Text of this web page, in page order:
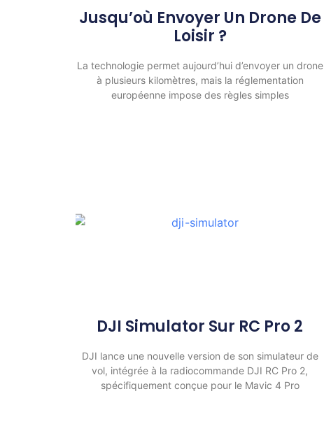
Jusqu’où Envoyer Un Drone De
Loisir ?
La technologie permet aujourd’hui d’envoyer un drone
à plusieurs kilomètres, mais la réglementation
européenne impose des règles simples
DJI Simulator Sur RC Pro 2
DJI lance une nouvelle version de son simulateur de
vol, intégrée à la radiocommande DJI RC Pro 2,
spécifiquement conçue pour le Mavic 4 Pro